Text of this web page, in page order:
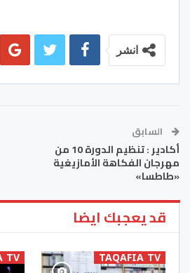
انشر
السابق
أكادير : تنظيم الدورة 10 من
مهرجان الفكاهة الأمازيغية
«طاطسا»
قد يعجبك ايضا
TAQAFIA TV
TV